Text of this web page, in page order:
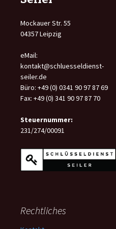
Mockauer Str. 55
04357 Leipzig
eMail:
kontakt@schluesseldienst-
seiler.de
Büro: +49 (0) 0341 90 97 87 69
Fax: +49 (0) 341 90 97 87 70
Steuernummer:
231/274/00091
Rechtliches